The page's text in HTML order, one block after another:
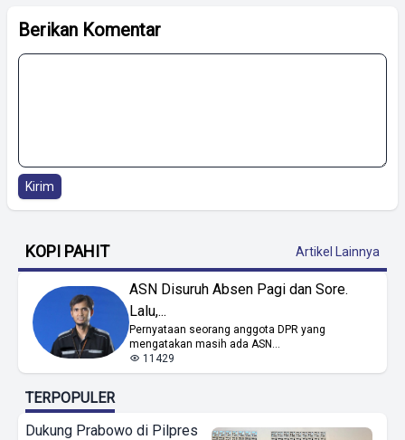
Berikan Komentar
Kirim
KOPI PAHIT Artikel Lainnya
ASN Disuruh Absen Pagi dan Sore.
Lalu,...
Pernyataan seorang anggota DPR yang
mengatakan masih ada ASN...
11429
TERPOPULER
Dukung Prabowo di Pilpres